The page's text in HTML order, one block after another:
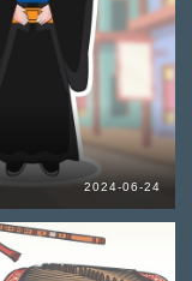
2024-06-24